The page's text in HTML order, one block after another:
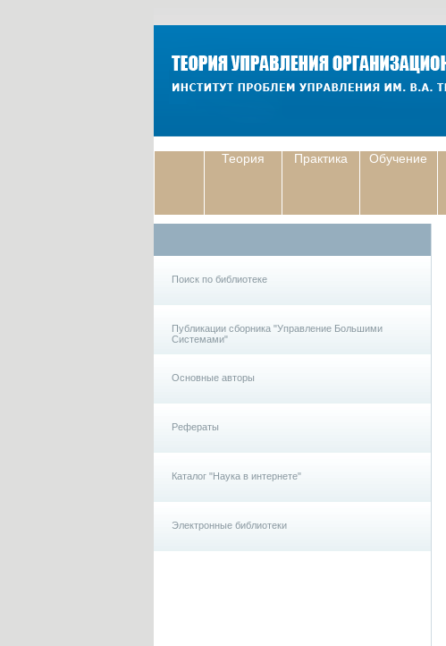
Теория Практика Обучение
Поиск по библиотеке
Публикации сборника "Управление Большими
Системами"
Основные авторы
Рефераты
Каталог "Наука в интернете"
Электронные библиотеки